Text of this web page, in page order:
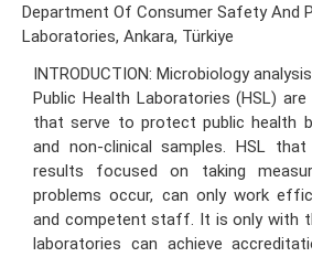
Department Of Consumer Safety And
Laboratories, Ankara, Türkiye
INTRODUCTION: Microbiology
Public Health Laboratories (HSL)
that serve to protect public health
and non-clinical samples. HSL
results focused on taking
problems occur, can only work
and competent staff. It is only with
laboratories can achieve